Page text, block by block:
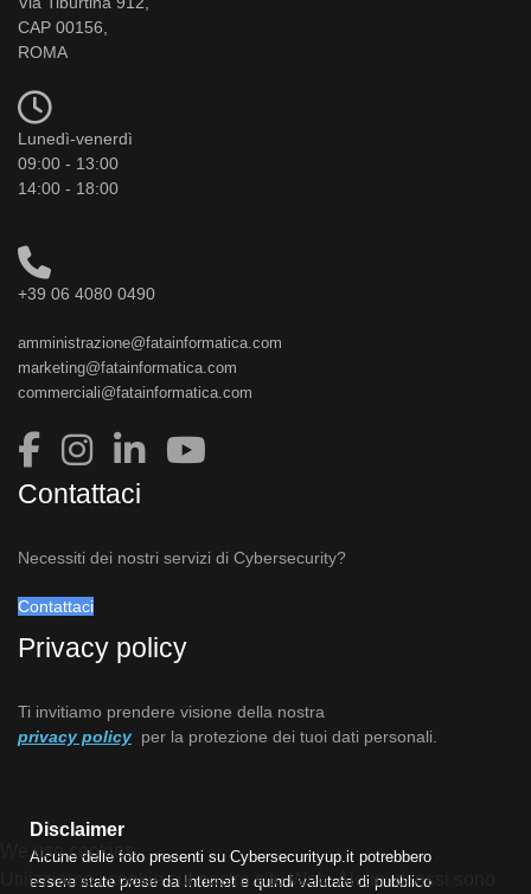
CAP 00156,
ROMA
Lunedì-venerdì
09:00 - 13:00
14:00 - 18:00
+39 06 4080 0490
amministrazione@fatainformatica.com
marketing@fatainformatica.com
commerciali@fatainformatica.com
Contattaci
Necessiti dei nostri servizi di Cybersecurity?
Contattaci
Privacy policy
Ti invitiamo prendere visione della nostra
privacy policy per la protezione dei tuoi dati personali.
Disclaimer
Alcune delle foto presenti su Cybersecurityup.it potrebbero
essere state prese da Internet e quindi valutate di pubblico
We use cookies
Utilizziamo i cookie sul nostro sito Web. Alcuni di essi sono